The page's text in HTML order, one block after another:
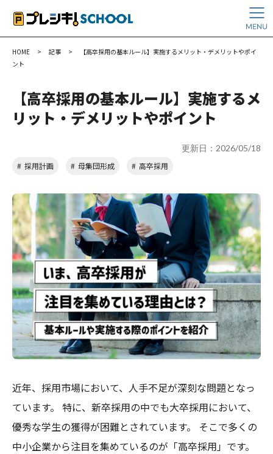
HOME > 記事 >
【高卒採用の基本ルール】実施するメリット・デメリットやポイ
ント
【高卒採用の基本ルール】実施するメ
リット・デメリットやポイント
更新日：2026/05/18
採用計画
母集団形成 高卒採用
近年、採用市場において、人手不足が深刻な問題となっ
ています。 特に、新卒採用の中でも大卒採用において、
優秀な学生の獲得が困難とされています。 そこで多くの
中小企業から注目を集めているのが「高卒採用」です。